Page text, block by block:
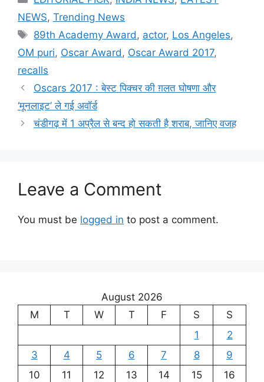
NEWS, Trending News
Tags
89th Academy Award, actor, Los Angeles,
OM puri, Oscar Award, Oscar Award 2017,
recalls
Oscars 2017 : बेस्ट पिक्चर की ग़लत घोषणा और
‘मूनलाइट’ ले गई अवॉर्ड
चंडीगढ़ में 1 अप्रैल से बन्द हो सकती है शराब, जानिए वजह
Leave a Comment
You must be logged in to post a comment.
August 2026
M
T W T F S
S
1
2
3
4 5 6 7 8
9
10
11 12 13 14 15
16